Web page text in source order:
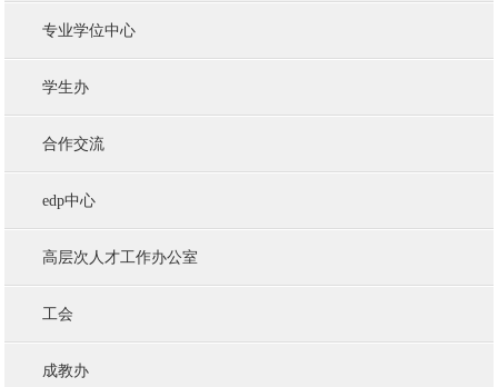
专业学位中心
学生办
合作交流
edp中心
高层次人才工作办公室
工会
成教办